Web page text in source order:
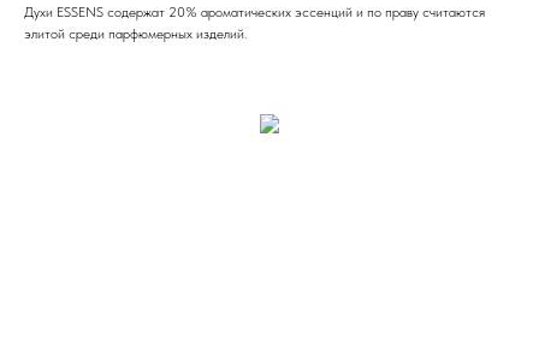
Духи ESSENS содержат 20% ароматических эссенций и по праву считаются
элитой среди парфюмерных изделий.